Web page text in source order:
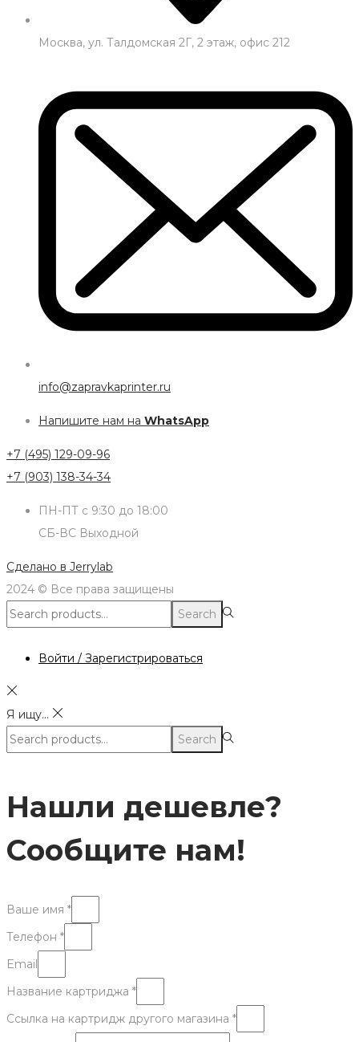
Москва, ул. Талдомская 2Г, 2 этаж, офис 212
info@zapravkaprinter.ru
Напишите нам на WhatsApp
+7 (495) 129-09-96
+7 (903) 138-34-34
ПН-ПТ с 9:30 до 18:00
СБ-ВС Выходной
Сделано в Jerrylab
2024 © Все права защищены
Search
Search
Войти / Зарегистрироваться
Я ищу...
Search
Search
Нашли дешевле?
Сообщите нам!
Ваше имя *
Телефон *
Email
Название картриджа *
Ссылка на картридж другого магазина *